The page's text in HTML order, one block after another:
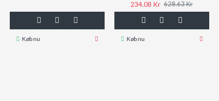
Køb nu
234.08 Kr 628.63 Kr
Køb nu